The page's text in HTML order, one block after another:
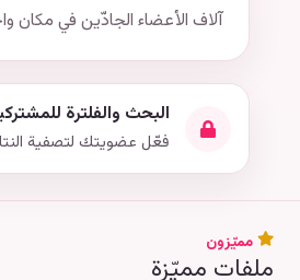
آلاف الأعضاء الجادّين في مكان
البحث والفلترة
فعّل عضويتك لتصفية
مميّزون
ملفات مميّزة